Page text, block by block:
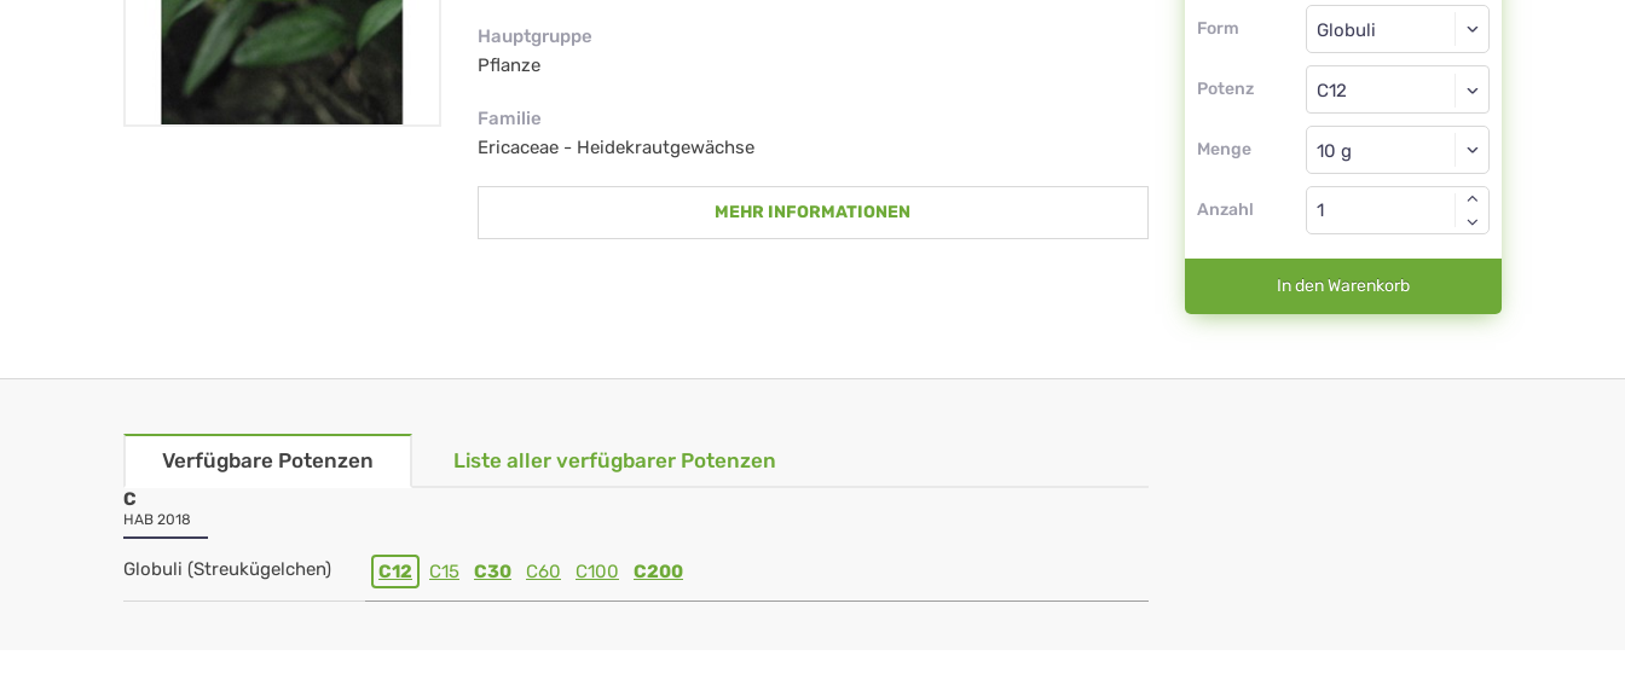
Hauptgruppe
Pflanze
Familie
Ericaceae - Heidekrautgewächse
MEHR INFORMATIONEN
Form
Form
Potenz
Globuli
C12
Menge
Globuli
Anzahl
In den Warenkorb
Verfügbare Potenzen Liste aller verfügbarer Potenzen
C
HAB 2018
Globuli (Streukügelchen) C12 C15 C30 C60 C100 C200